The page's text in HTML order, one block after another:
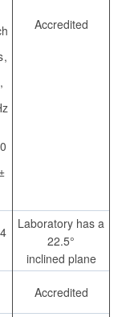
Accredited
Laboratory has a
22.5°
inclined plane
Accredited